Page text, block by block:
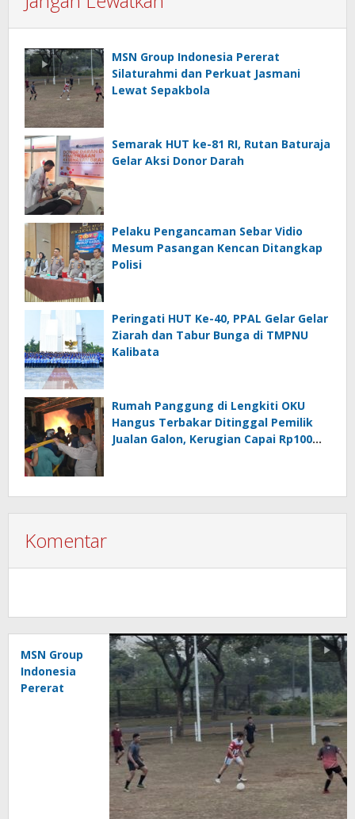
MSN Group Indonesia Pererat
Silaturahmi dan Perkuat Jasmani
Lewat Sepakbola
Semarak HUT ke-81 RI, Rutan Baturaja
Gelar Aksi Donor Darah
Pelaku Pengancaman Sebar Vidio
Mesum Pasangan Kencan Ditangkap
Polisi
Peringati HUT Ke-40, PPAL Gelar Gelar
Ziarah dan Tabur Bunga di TMPNU
Kalibata
Rumah Panggung di Lengkiti OKU
Hangus Terbakar Ditinggal Pemilik
Jualan Galon, Kerugian Capai Rp100
Komentar
MSN Group
Indonesia
Pererat